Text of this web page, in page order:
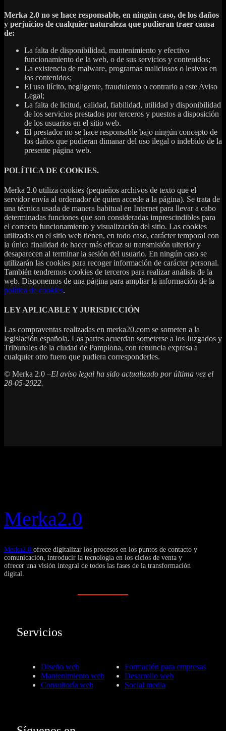
Merka 2.0 no se hace responsable, en ningún caso, de los daños
y perjuicios de cualquier naturaleza que pudieran traer causa
de:
La falta de disponibilidad, mantenimiento y efectivo
funcionamiento de la web, o de sus servicios y contenidos;
La existencia de malware, programas maliciosos o lesivos en
los contenidos;
El uso ilícito, negligente, fraudulento o contrario a este Aviso
Legal;
La falta de licitud, calidad, fiabilidad, utilidad y disponibilidad
de los servicios prestados por terceros y puestos a disposición
de los usuarios en el sitio web.
El prestador no se hace responsable bajo ningún concepto de
los daños que pudieran dimanar del uso ilegal o indebido de la
presente página web.
POLÍTICA DE COOKIES.
Merka 2.0 utiliza cookies (pequeños archivos de texto que el
servidor envía al ordenador de quien accede a la página). Se trata de
una técnica usada de manera habitual en Internet para llevar a cabo
determinadas funciones que son consideradas imprescindibles para
el correcto funcionamiento y visualización del sitio. Las cookies
utilizadas en el sitio web tienen, en todo caso, carácter temporal con
la única finalidad de hacer más eficaz su transmisión ulterior y
desaparecen al terminar la sesión del usuario. En ningún caso se
utilizarán las cookies para recoger información de carácter personal.
También tendremos cookies de terceros para realizar análisis de la
web. Disponemos de una página para ampliar la información de la
política de cookies.
LEY APLICABLE Y JURISDICCIÓN
Las compraventas realizadas en merka20.com se someten a la
legislación española. Las partes acuerdan someterse a los Juzgados y
Tribunales de la ciudad de Pamplona, con renuncia expresa a
cualquier otro fuero que pudiera corresponderles.
© Merka 2.0 –El aviso legal ha sido actualizado por última vez el
28-05-2022.
Merka2.0
Merka2.0 ofrece digitalizar los procesos en los puntos de contacto y
comunicación, introducir la tecnología en los ciclos de venta y
ofrecer una visión integral de todos las fases de la transformación
digital.
Servicios
Diseño web
Mantenimiento web
Consultoría web
Formación para empresas
Desarrollo web
Social media